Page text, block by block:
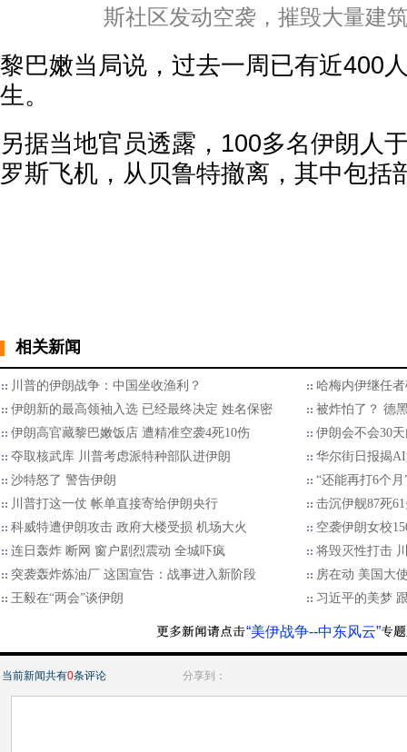
斯社区发动空袭，摧毁大量建
黎巴嫩当局说，过去一周已有近400
生。
另据当地官员透露，100多名伊朗人
罗斯飞机，从贝鲁特撤离，其中包括
相关新闻
川普的伊朗战争：中国坐收渔利？
哈梅内伊继任
伊朗新的最高领袖入选 已经最终决定 姓名保密
被炸怕了？ 德
伊朗高官藏黎巴嫩饭店 遭精准空袭4死10伤
伊朗会不会30
夺取核武库 川普考虑派特种部队进伊朗
华尔街日报揭
沙特怒了 警告伊朗
“还能再打6个
川普打这一仗 帐单直接寄给伊朗央行
击沉伊舰87死
科威特遭伊朗攻击 政府大楼受损 机场大火
空袭伊朗女校
连日轰炸 断网 窗户剧烈震动 全城吓疯
将毁灭性打击
突袭轰炸炼油厂 这国宣告：战事进入新阶段
房在动 美国大
王毅在“两会”谈伊朗
习近平的美梦
“美伊战争--中东风云”
当前新闻共有0条评论 分享到：